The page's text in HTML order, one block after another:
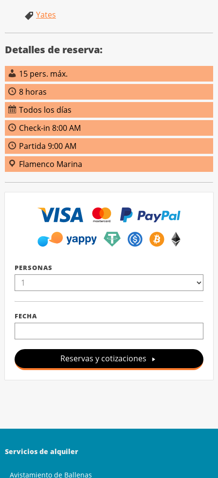
Yates
Detalles de reserva:
15 pers. máx.
8 horas
Todos los días
Check-in 8:00 AM
Partida 9:00 AM
Flamenco Marina
PERSONAS
FECHA
Reservas y cotizaciones
Servicios de alquiler
Avistamiento de Ballenas